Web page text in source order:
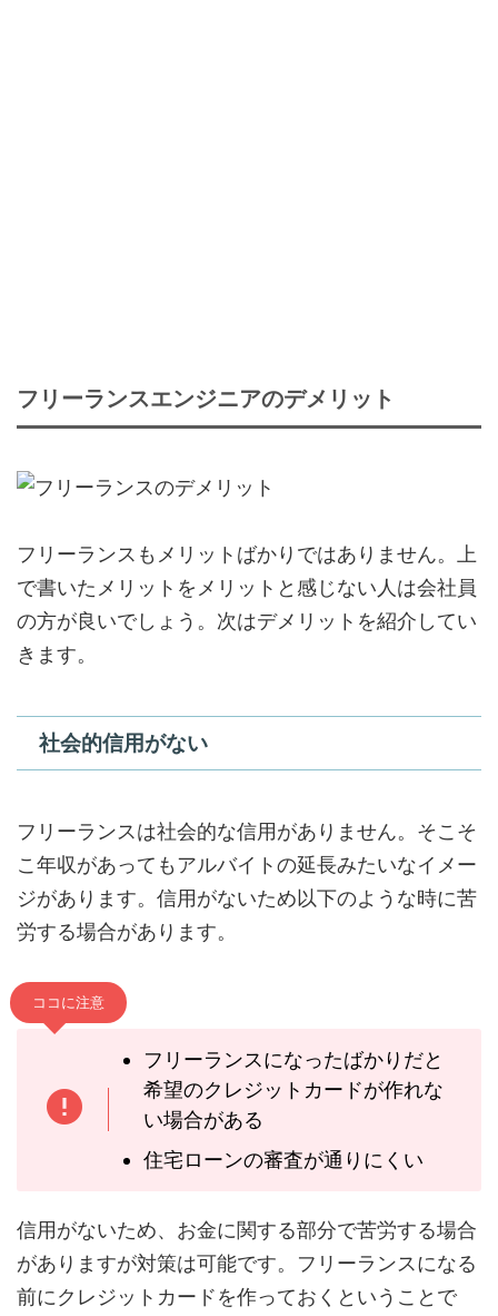
フリーランスエンジニアのデメリット
フリーランスもメリットばかりではありません。上
で書いたメリットをメリットと感じない人は会社員
の方が良いでしょう。次はデメリットを紹介してい
きます。
社会的信用がない
フリーランスは社会的な信用がありません。そこそ
こ年収があってもアルバイトの延長みたいなイメー
ジがあります。信用がないため以下のような時に苦
労する場合があります。
ココに注意
フリーランスになったばかりだと
希望のクレジットカードが作れな
い場合がある
住宅ローンの審査が通りにくい
信用がないため、お金に関する部分で苦労する場合
がありますが対策は可能です。フリーランスになる
前にクレジットカードを作っておくということで